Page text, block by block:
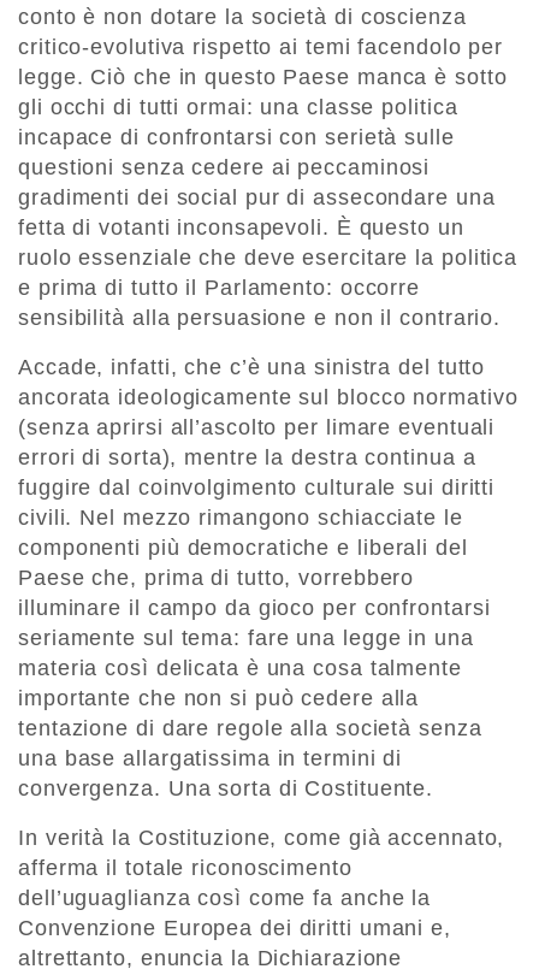
conto è non dotare la società di coscienza
critico-evolutiva rispetto ai temi facendolo per
legge. Ciò che in questo Paese manca è sotto
gli occhi di tutti ormai: una classe politica
incapace di confrontarsi con serietà sulle
questioni senza cedere ai peccaminosi
gradimenti dei social pur di assecondare una
fetta di votanti inconsapevoli. È questo un
ruolo essenziale che deve esercitare la politica
e prima di tutto il Parlamento: occorre
sensibilità alla persuasione e non il contrario.
Accade, infatti, che c’è una sinistra del tutto
ancorata ideologicamente sul blocco normativo
(senza aprirsi all’ascolto per limare eventuali
errori di sorta), mentre la destra continua a
fuggire dal coinvolgimento culturale sui diritti
civili. Nel mezzo rimangono schiacciate le
componenti più democratiche e liberali del
Paese che, prima di tutto, vorrebbero
illuminare il campo da gioco per confrontarsi
seriamente sul tema: fare una legge in una
materia così delicata è una cosa talmente
importante che non si può cedere alla
tentazione di dare regole alla società senza
una base allargatissima in termini di
convergenza. Una sorta di Costituente.
In verità la Costituzione, come già accennato,
afferma il totale riconoscimento
dell’uguaglianza così come fa anche la
Convenzione Europea dei diritti umani e,
altrettanto, enuncia la Dichiarazione